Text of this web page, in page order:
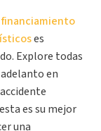
financiamiento
es
Explore todas
en
es su mejor
una